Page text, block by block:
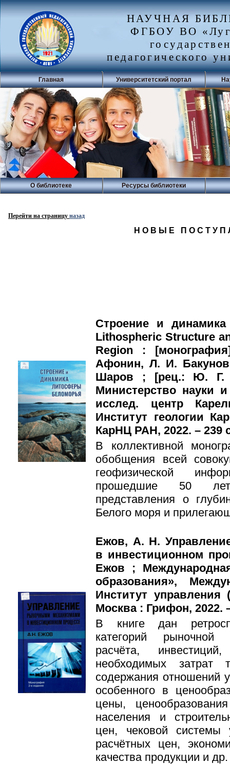
НАУЧНАЯ
ФГБОУ ВО
педагогического
Главная Университетский портал
О библиотеке Ресурсы библиотеки
Перейти на страницу назад
НОВЫЕ
Строение и
Lithospheric Structure
Region :
Афонин, Л. И.
Шаров ; [рец.: Ю. Г.
Министерство науки
исслед. центр
Институт геологии
КарНЦ РАН, 2022. – 239
В коллективной
обобщения всей
геофизической
прошедшие 50
представления о
Белого моря и
Ежов, А. Н.
в инвестиционном
Ежов ;
образования»,
Институт управления
Москва : Грифон, 2022.
В книге дан
категорий рыночной
расчёта,
необходимых затрат
содержания отношений
особенного в
цены,
населения и
цен, чековой системы
расчётных цен,
качества продукции и др.